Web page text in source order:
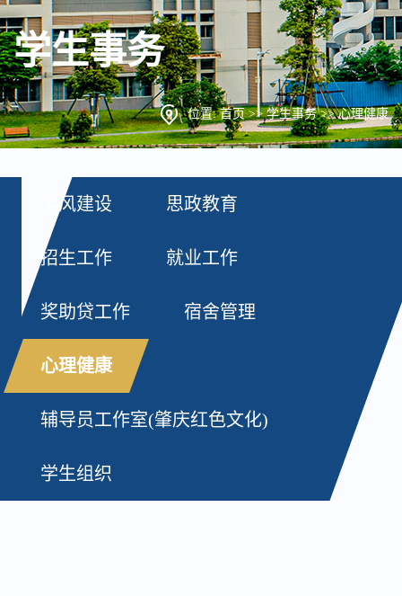
学生事务
位置:首页>>学生事务>>心理健康
学风建设 思政教育
招生工作 就业工作
奖助贷工作 宿舍管理
心理健康
辅导员工作室(肇庆红色文化)
学生组织